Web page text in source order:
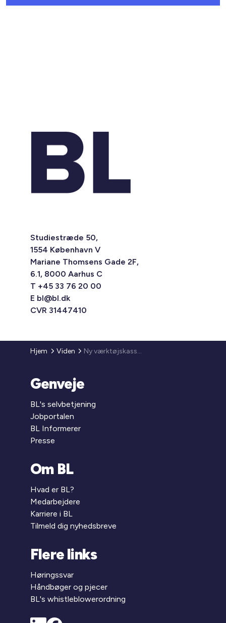
Studiestræde 50,
1554 København V
Mariane Thomsens Gade 2F,
6.1, 8000 Aarhus C
T +45 33 76 20 00
E bl@bl.dk
CVR 31447410
Hjem Viden Ny værktøjskasse til branding af den almene sektor som attraktiv arbejdsplads
Genveje
BL's selvbetjening
Jobportalen
BL Informerer
Presse
Om BL
Hvad er BL?
Medarbejdere
Karriere i BL
Tilmeld dig nyhedsbreve
Flere links
Høringssvar
Håndbøger og pjecer
BL's whistleblowerordning